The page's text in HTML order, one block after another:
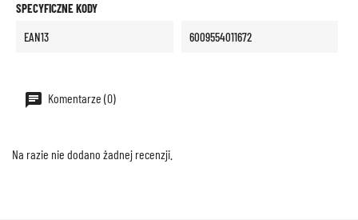
SPECYFICZNE KODY
EAN13
6009554011672
Komentarze (0)
Na razie nie dodano żadnej recenzji.